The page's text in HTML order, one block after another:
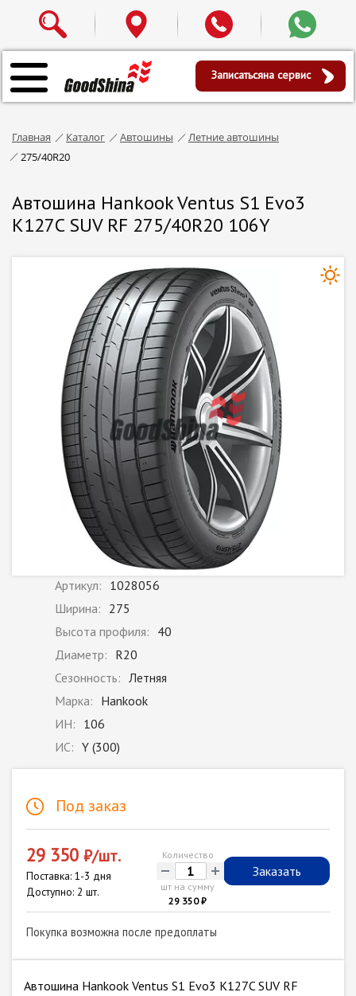
Записатьсяна сервис
Главная Каталог Автошины
Летние автошины
275/40R20
Автошина Hankook Ventus S1 Evo3
K127C SUV RF 275/40R20 106Y
Артикул: 1028056
Ширина: 275
Высота профиля: 40
Диаметр: R20
Сезонность: Летняя
Марка: Hankook
ИН: 106
ИС: Y (300)
Под заказ
29 350 ₽/шт.
Поставка: 1-3 дня
Доступно: 2 шт.
Количество
- +
шт на сумму
29 350 ₽
Заказать
Покупка возможна после предоплаты
Автошина Hankook Ventus S1 Evo3 K127C SUV RF